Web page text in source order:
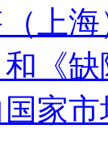
上
《
家